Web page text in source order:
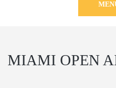
MIAMI OPEN